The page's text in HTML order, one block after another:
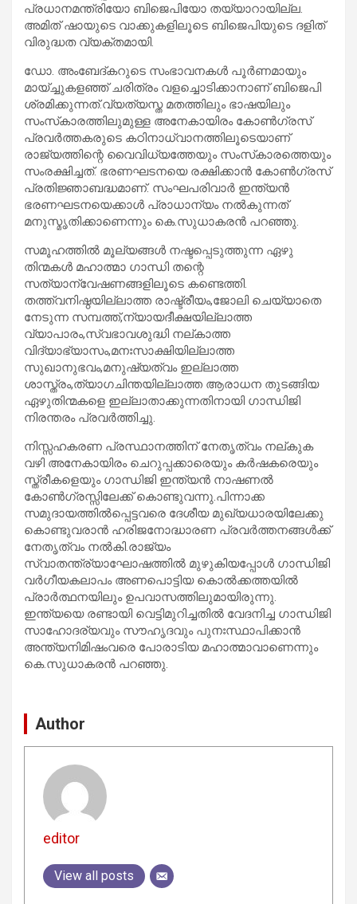
പ്രധാനമന്ത്രിയോ ബിജെപിയോ തയ്യാറായില്ല.
അമിത് ഷായുടെ വാക്കുകളിലൂടെ ബിജെപിയുടെ ദളിത്
വിരുദ്ധത വ്യക്തമായി.
ഡോ. അംബേദ്കറുടെ സംഭാവനകള്‍ പൂര്‍ണമായും
മായ്ച്ചുകളഞ്ഞ് ചരിത്രം വളച്ചൊടിക്കാനാണ് ബിജെപി
ശ്രമിക്കുന്നത്.വ്യത്യസ്ത മതത്തിലും ഭാഷയിലും
സംസ്‌കാരത്തിലുമുള്ള അനേകായിരം കോണ്‍ഗ്രസ്
പ്രവര്‍ത്തകരുടെ കഠിനാധ്വാനത്തിലൂടെയാണ്
രാജ്യത്തിന്റെ വൈവിധ്യത്തേയും സംസ്‌കാരത്തെയും
സംരക്ഷിച്ചത്. ഭരണഘടനയെ രക്ഷിക്കാന്‍ കോണ്‍ഗ്രസ്
പ്രതിജ്ഞാബദ്ധമാണ്. സംഘപരിവാര്‍ ഇന്ത്യന്‍
ഭരണഘടനയെക്കാള്‍ പ്രാധാന്യം നല്‍കുന്നത്
മനുസ്മൃതിക്കാണെന്നും കെ.സുധാകരന്‍ പറഞ്ഞു.
സമൂഹത്തില്‍ മൂല്യങ്ങള്‍ നഷ്ടപ്പെടുത്തുന്ന ഏഴു
തിന്മകള്‍ മഹാത്മാ ഗാന്ധി തന്റെ
സത്യാന്വേഷണങ്ങളിലൂടെ കണ്ടെത്തി.
തത്ത്വനിഷ്ഠയില്ലാത്ത രാഷ്ട്രീയം,ജോലി ചെയ്യാതെ
നേടുന്ന സമ്പത്ത്,ന്യായദീക്ഷയില്ലാത്ത
വ്യാപാരം,സ്വഭാവശുദ്ധി നല്കാത്ത
വിദ്യാഭ്യാസം,മനഃസാക്ഷിയില്ലാത്ത
സുഖാനുഭവം,മനുഷ്യത്വം ഇല്ലാത്ത
ശാസ്ത്രം,ത്യാഗചിന്തയില്ലാത്ത ആരാധന തുടങ്ങിയ
ഏഴുതിന്മകളെ ഇല്ലാതാക്കുന്നതിനായി ഗാന്ധിജി
നിരന്തരം പ്രവര്‍ത്തിച്ചു.
നിസ്സഹകരണ പ്രസ്ഥാനത്തിന് നേതൃത്വം നല്കുക
വഴി അനേകായിരം ചെറുപ്പക്കാരെയും കര്‍ഷകരെയും
സ്ത്രീകളെയും ഗാന്ധിജി ഇന്ത്യന്‍ നാഷണല്‍
കോണ്‍ഗ്രസ്സിലേക്ക് കൊണ്ടുവന്നു.പിന്നാക്ക
സമുദായത്തില്‍പ്പെട്ടവരെ ദേശീയ മുഖ്യധാരയിലേക്കു
കൊണ്ടുവരാന്‍ ഹരിജനോദ്ധാരണ പ്രവര്‍ത്തനങ്ങള്‍ക്ക്
നേതൃത്വം നല്‍കി.രാജ്യം
സ്വാതന്ത്ര്യാഘോഷത്തില്‍ മുഴുകിയപ്പോള്‍ ഗാന്ധിജി
വര്‍ഗീയകലാപം അണപൊട്ടിയ കൊല്‍ക്കത്തയില്‍
പ്രാര്‍ത്ഥനയിലും ഉപവാസത്തിലുമായിരുന്നു.
ഇന്ത്യയെ രണ്ടായി വെട്ടിമുറിച്ചതില്‍ വേദനിച്ച ഗാന്ധിജി
സാഹോദര്യവും സൗഹൃദവും പുനഃസ്ഥാപിക്കാന്‍
അന്ത്യനിമിഷംവരെ പോരാടിയ മഹാത്മാവാണെന്നും
കെ.സുധാകരന്‍ പറഞ്ഞു.
Author
editor
View all posts